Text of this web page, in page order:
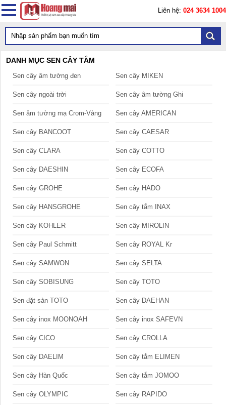
Liên hệ: 024 3634 1004
DANH MỤC SEN CÂY TẮM
Sen cây âm tường đen Sen cây MIKEN
Sen cây ngoài trời Sen cây âm tường Ghi
Sen âm tường mạ Crom-Vàng Sen cây AMERICAN
Sen cây BANCOOT Sen cây CAESAR
Sen cây CLARA Sen cây COTTO
Sen cây DAESHIN Sen cây ECOFA
Sen cây GROHE Sen cây HADO
Sen cây HANSGROHE Sen cây tắm INAX
Sen cây KOHLER Sen cây MIROLIN
Sen cây Paul Schmitt Sen cây ROYAL Kr
Sen cây SAMWON Sen cây SELTA
Sen cây SOBISUNG Sen cây TOTO
Sen đặt sàn TOTO Sen cây DAEHAN
Sen cây inox MOONOAH Sen cây inox SAFEVN
Sen cây CICO Sen cây CROLLA
Sen cây DAELIM Sen cây tắm ELIMEN
Sen cây Hàn Quốc Sen cây tắm JOMOO
Sen cây OLYMPIC Sen cây RAPIDO